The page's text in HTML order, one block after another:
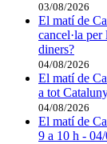
03/08/2026
El matí de
cancel·la
diners?
04/08/2026
El matí de
a tot
04/08/2026
El matí de
9 a 10 h -